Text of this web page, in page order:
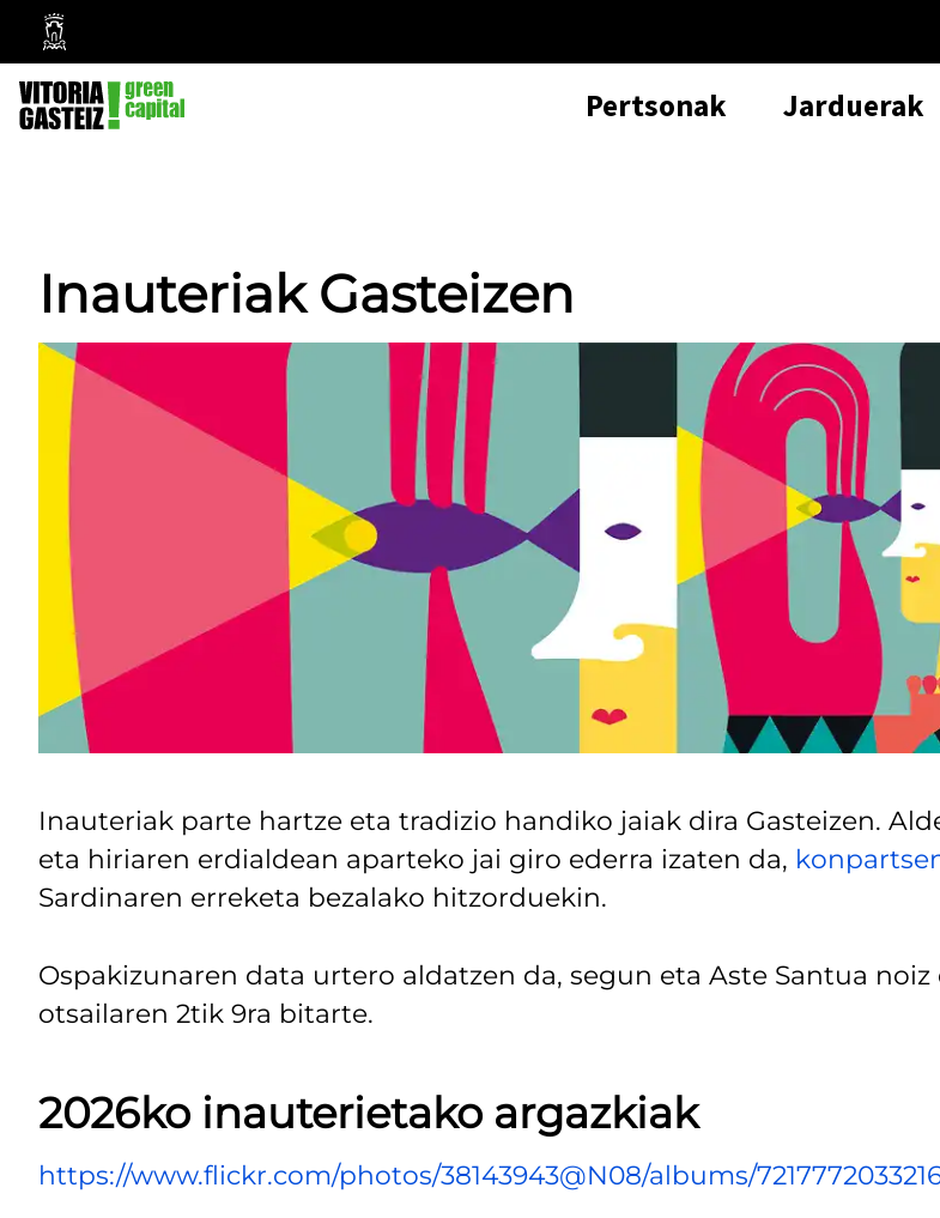
Vitoria-
Gasteizko
Udala
Pertsonak Jarduerak
Inauteriak Gasteizen
Inauteriak parte hartze eta tradizio handiko jaiak dira Gasteizen.
eta hiriaren erdialdean aparteko jai giro ederra izaten da,
Sardinaren erreketa bezalako hitzorduekin.
Ospakizunaren data urtero aldatzen da, segun eta Aste Santua noiz
otsailaren 2tik 9ra bitarte.
2026ko inauterietako argazkiak
https://www.flickr.com/photos/38143943@N08/albums/